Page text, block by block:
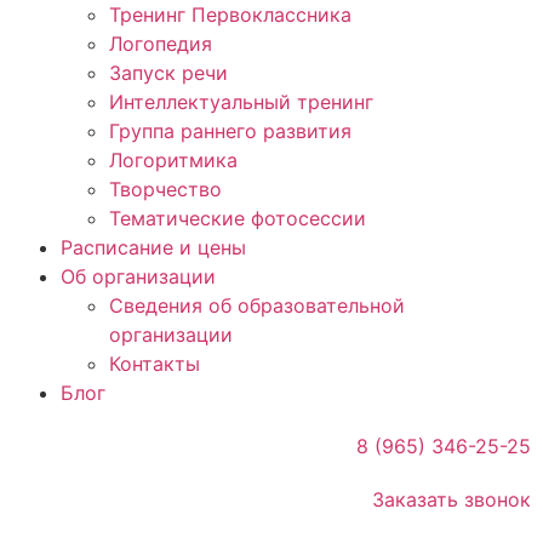
Тренинг Первоклассника
Логопедия
Запуск речи
Интеллектуальный тренинг
Группа раннего развития
Логоритмика
Творчество
Тематические фотосессии
Расписание и цены
Об организации
Сведения об образовательной
организации
Контакты
Блог
8 (965) 346-25-25
Заказать звонок